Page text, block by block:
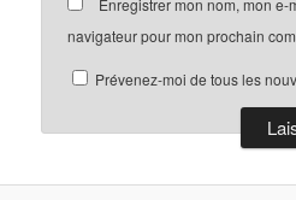
navigateur pour mon prochain
Prévenez-moi de tous les